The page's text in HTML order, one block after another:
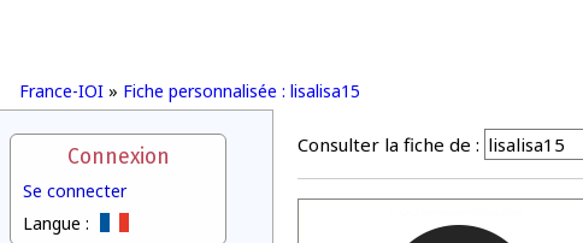
France-IOI » Fiche personnalisée : lisalisa15
Connexion
Se connecter
Langue :
Consulter la fiche de :